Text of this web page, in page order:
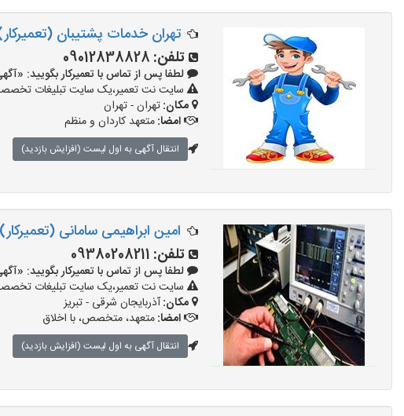
تهران خدمات پشتیبان
تلفن: 09012838828
لطفا پس از تماس با تعمیرکار بگویید: «آگهی شما
سایت نت تعمیر،یک سایت تبلیغات
مکان:تهران - تهران
امضا:متعهد کاردان و منظم
انتقال آگهی به اول لیست (افزایش بازدید)
امین ابراهیمی سامانی (تعمیرکار)
تلفن: 09380208211
لطفا پس از تماس با تعمیرکار بگویید: «آگهی شما
سایت نت تعمیر،یک سایت تبلیغات
مکان:آذربایجان شرقی - تبریز
امضا:متعهد، متخصص، با اخلاق
انتقال آگهی به اول لیست (افزایش بازدید)